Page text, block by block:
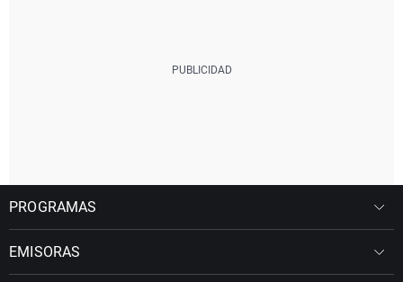
PROGRAMAS
EMISORAS